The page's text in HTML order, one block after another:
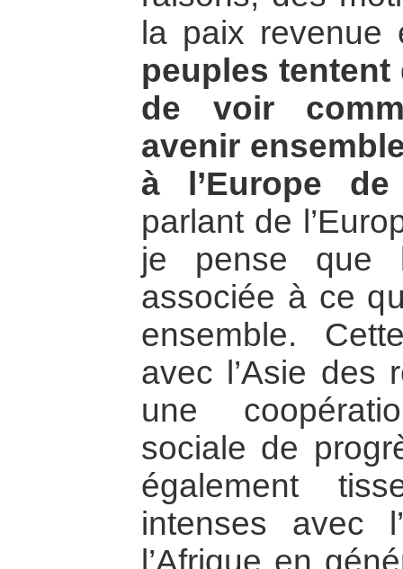
la paix
peuples tentent
de voir
avenir
à l’Europe
parlant de
je pense que
associée à ce
ensemble.
avec l’Asie des
une
sociale de
également
intenses avec
l’Afrique en